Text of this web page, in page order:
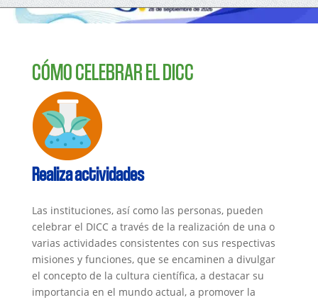
CÓMO CELEBRAR EL DICC
Realiza actividades
Las instituciones, así como las personas, pueden
celebrar el DICC a través de la realización de una o
varias actividades consistentes con sus respectivas
misiones y funciones, que se encaminen a divulgar
el concepto de la cultura científica, a destacar su
importancia en el mundo actual, a promover la